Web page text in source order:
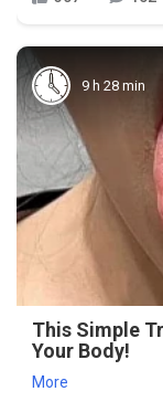
9 h 28 min
This Simple
Your Body!
More